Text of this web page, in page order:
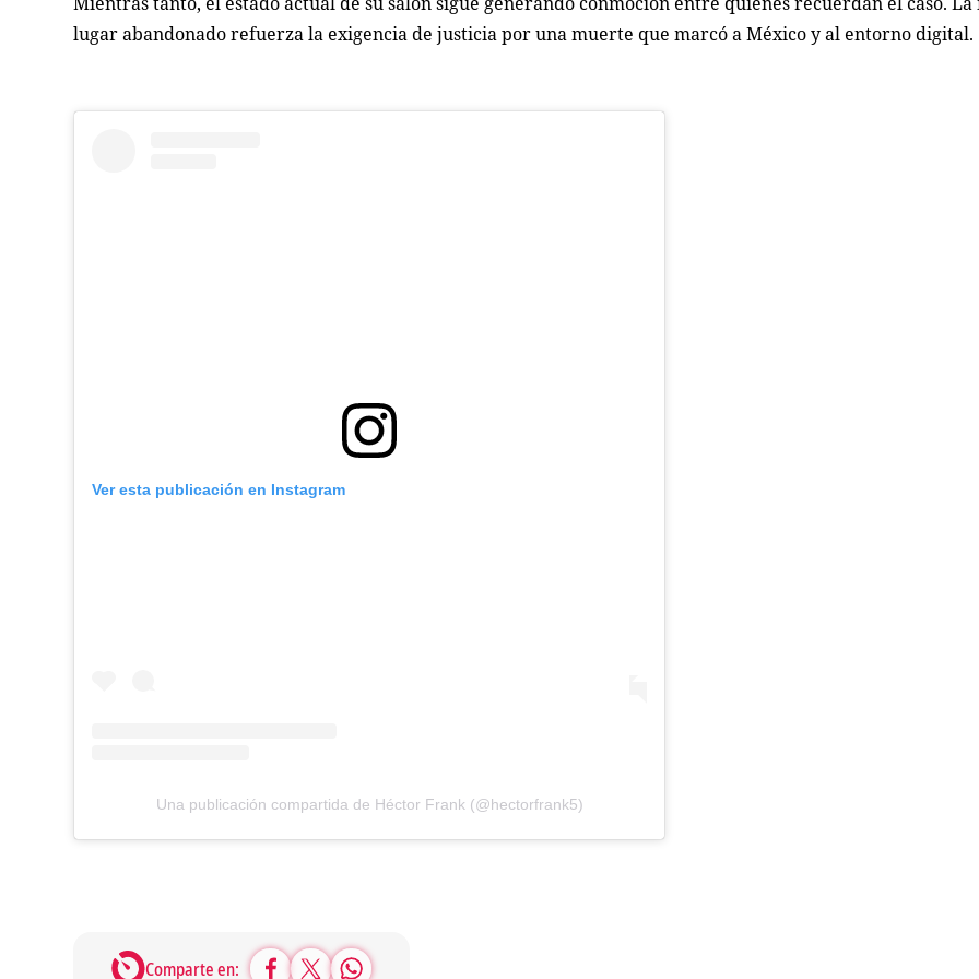
lugar abandonado refuerza la exigencia de justicia por una muerte que marcó a México y al entorno digital.
Ver esta publicación en Instagram
Una publicación compartida de Héctor Frank (@hectorfrank5)
Comparte en: